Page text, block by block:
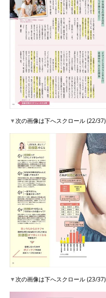
▼次の画像は下へスクロール (22/37)
▼次の画像は下へスクロール (23/37)